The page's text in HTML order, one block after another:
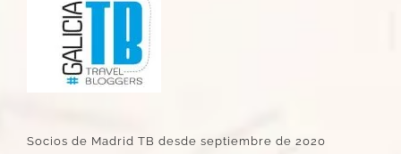
Socios de Madrid TB desde septiembre de 2020